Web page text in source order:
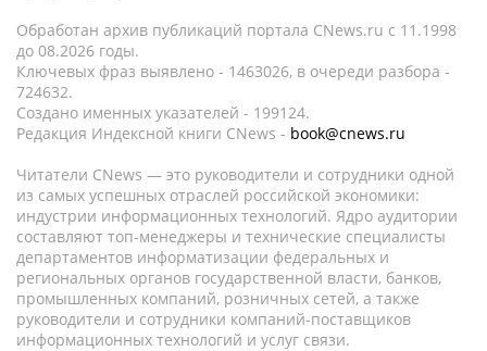
Обработан архив публикаций портала CNews.ru c 11.1998
до 08.2026 годы.
Ключевых фраз выявлено - 1463026, в очереди разбора -
724632.
Создано именных указателей - 199124.
Редакция Индексной книги CNews - book@cnews.ru
Читатели CNews — это руководители и сотрудники одной
из самых успешных отраслей российской экономики:
индустрии информационных технологий. Ядро аудитории
составляют топ-менеджеры и технические специалисты
департаментов информатизации федеральных и
региональных органов государственной власти, банков,
промышленных компаний, розничных сетей, а также
руководители и сотрудники компаний-поставщиков
информационных технологий и услуг связи.